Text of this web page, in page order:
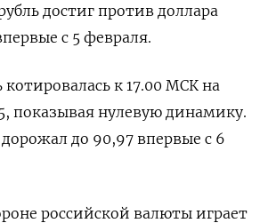
достиг против доллара
с 5 февраля.
котировалась к 17.00 МСК на
показывая нулевую динамику.
до 90,97 впервые с 6
российской валюты играет